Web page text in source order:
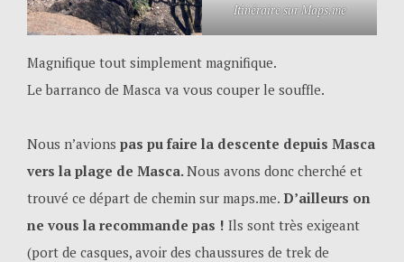
Itinéraire sur Maps.me
Magnifique tout simplement magnifique.
Le barranco de Masca va vous couper le souffle.
Nous n’avions pas pu faire la descente depuis Masca
vers la plage de Masca.Nous avons donc cherché et
trouvé ce départ de chemin sur maps.me. D’ailleurs on
ne vous la recommande pas ! Ils sont très exigeant
(port de casques, avoir des chaussures de trek de